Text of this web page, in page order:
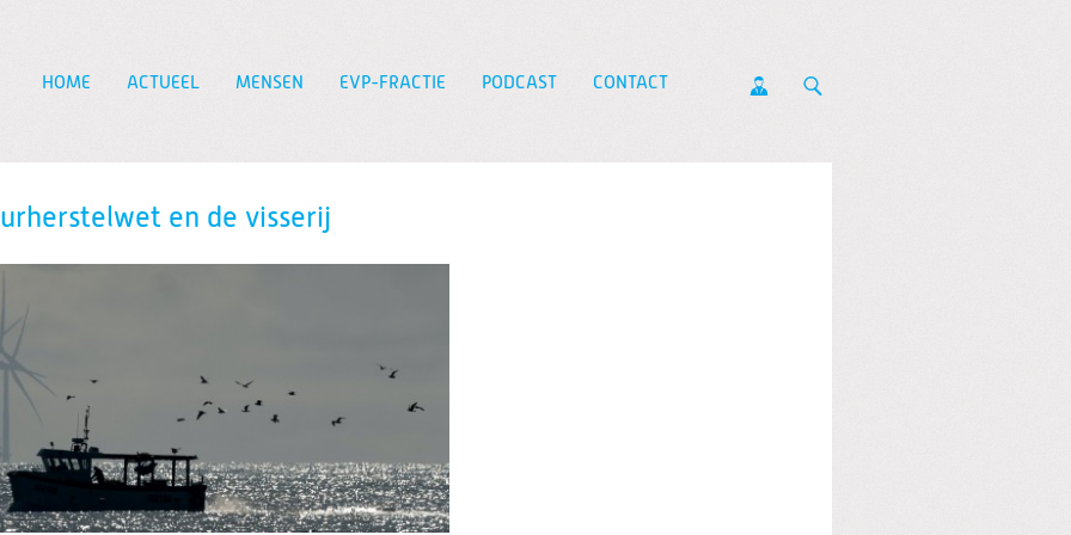
HOME ACTUEEL MENSEN EVP-FRACTIE PODCAST CONTACT
en de visserij